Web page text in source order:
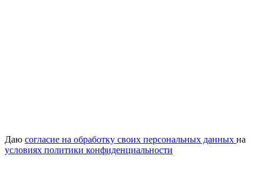
Даю согласие на обработку своих персональных данных на
условиях политики конфиденциальности